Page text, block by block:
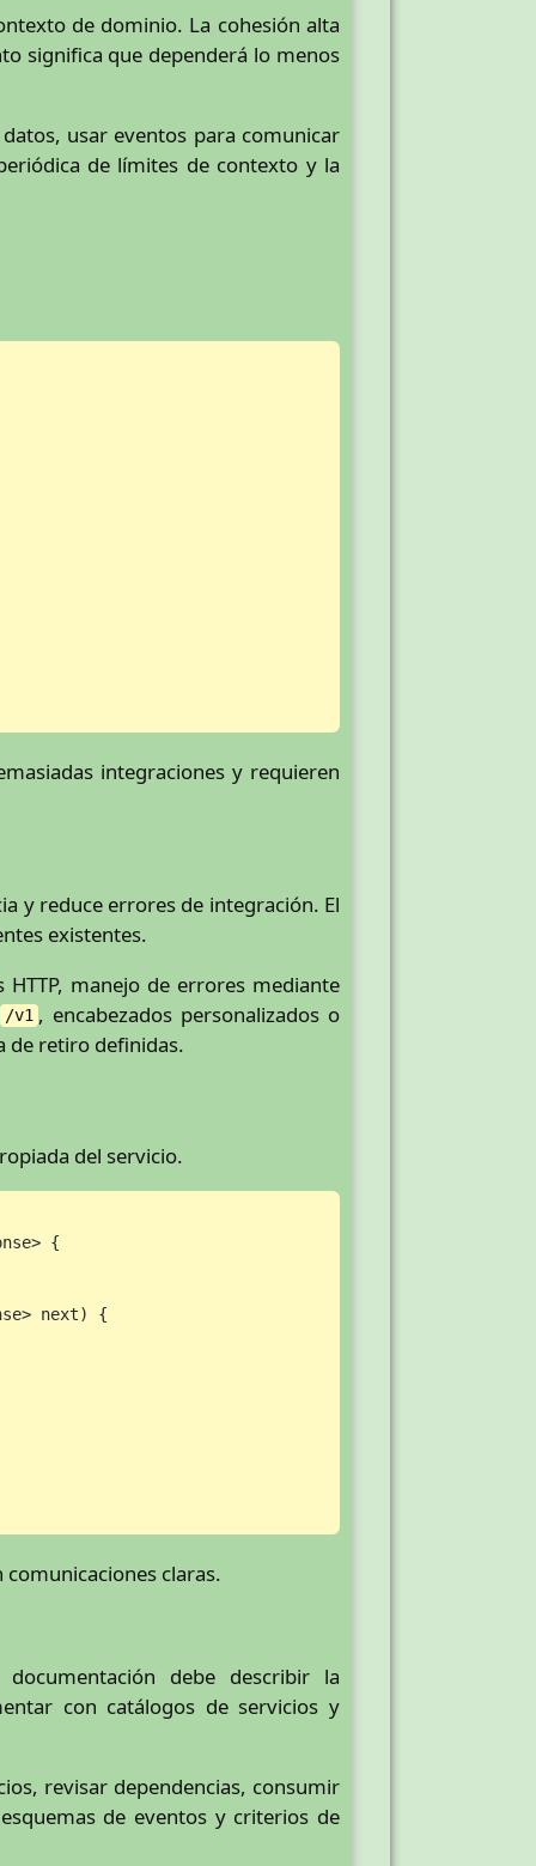
de dominio. La cohesión alta
significa que dependerá lo menos
usar eventos para comunicar
de límites de contexto y la
integraciones y requieren
y reduce errores de integración. El
existentes.
manejo de errores mediante
/v1 , encabezados personalizados o
de retiro definidas.
del servicio.
{
next)
{
claras.
debe describir la
con catálogos de servicios y
revisar dependencias, consumir
de eventos y criterios de